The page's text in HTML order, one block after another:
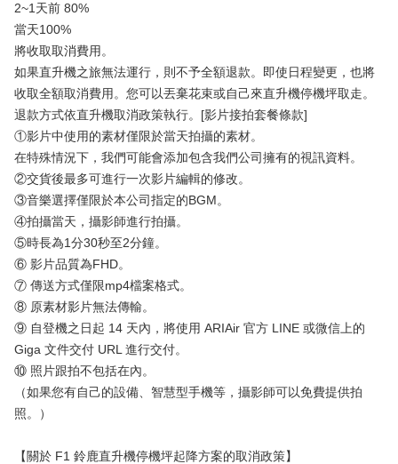
2~1天前 80%
當天100%
將收取取消費用。
如果直升機之旅無法運行，則不予全額退款。即使日程變更，也將
收取全額取消費用。您可以丟棄花束或自己來直升機停機坪取走。
退款方式依直升機取消政策執行。[影片接拍套餐條款]
①影片中使用的素材僅限於當天拍攝的素材。
在特殊情況下，我們可能會添加包含我們公司擁有的視訊資料。
②交貨後最多可進行一次影片編輯的修改。
③音樂選擇僅限於本公司指定的BGM。
④拍攝當天，攝影師進行拍攝。
⑤時長為1分30秒至2分鐘。
⑥ 影片品質為FHD。
⑦ 傳送方式僅限mp4檔案格式。
⑧ 原素材影片無法傳輸。
⑨ 自登機之日起 14 天內，將使用 ARIAir 官方 LINE 或微信上的
Giga 文件交付 URL 進行交付。
⑩ 照片跟拍不包括在內。
（如果您有自己的設備、智慧型手機等，攝影師可以免費提供拍
照。）
【關於 F1 鈴鹿直升機停機坪起降方案的取消政策】